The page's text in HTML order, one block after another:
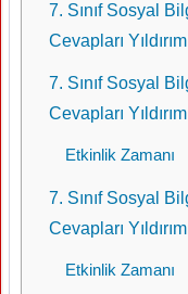
7. Sınıf Sosyal
Cevapları
7. Sınıf Sosyal
Cevapları
Etkinlik Zamanı
7. Sınıf Sosyal
Cevapları
Etkinlik Zamanı